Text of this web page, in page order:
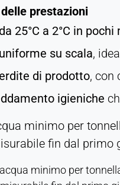
prestazioni
25°C a 2°C in
su scala,
di prodotto, con
igieniche
minimo per
fin dal primo
minimo per